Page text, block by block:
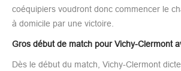
coéquipiers voudront donc commencer le
à domicile par une victoire.
Gros début de match pour Vichy-Clermont
Dès le début du match, Vichy-Clermont